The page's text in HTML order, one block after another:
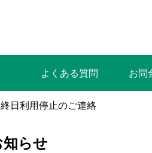
よくある質問 お問
日利用停止のご連絡
らせ